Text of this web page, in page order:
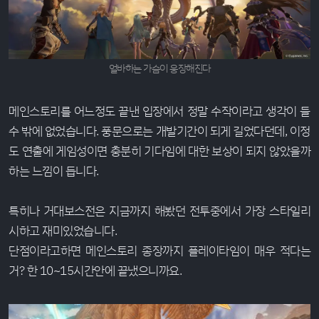
얼바하는 가슴이 웅장해진다
메인스토리를 어느정도 끝낸 입장에서 정말 수작이라고 생각이 들
수 밖에 없었습니다. 풍문으로는 개발기간이 되게 길었다던데, 이정
도 연출에 게임성이면 충분히 기다임에 대한 보상이 되지 않았을까
하는 느낌이 듭니다.
특히나 거대보스전은 지금까지 해봤던 전투중에서 가장 스타일리
시하고 재미있었습니다.
단점이라고하면 메인스토리 종장까지 플레이타임이 매우 적다는
거? 한 10~15시간안에 끝냈으니까요.